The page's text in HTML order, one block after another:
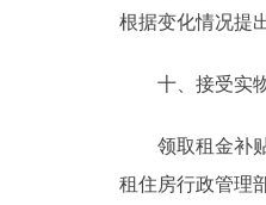
根据变化情况提
十、接受实物
领取租金补贴
租住房行政管理